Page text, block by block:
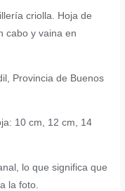
criolla. Hoja de
cabo y vaina en
Provincia de Buenos
10 cm, 12 cm, 14
lo que significa que
la foto.